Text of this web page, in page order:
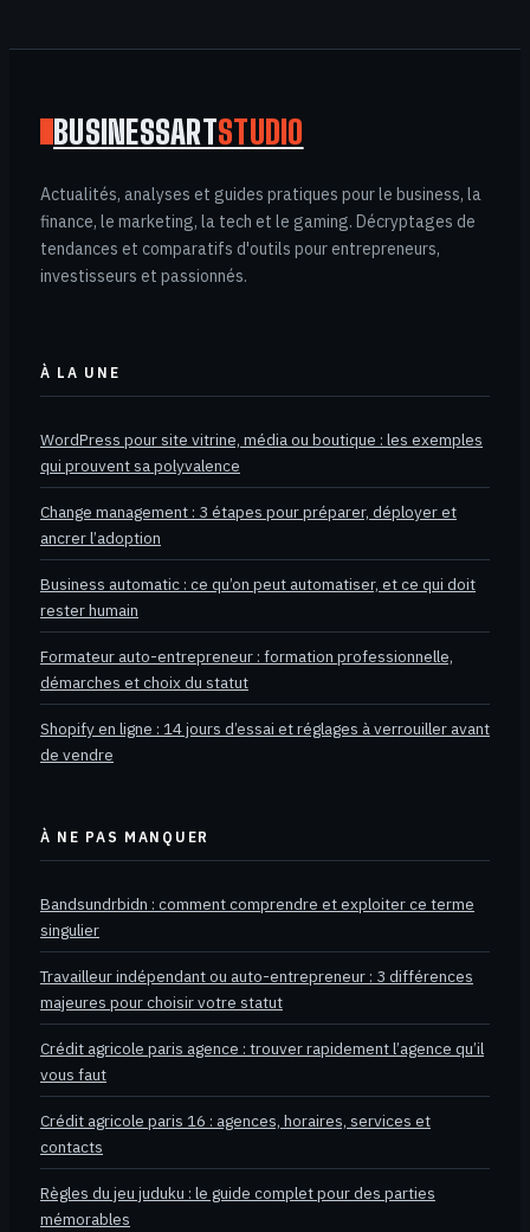
BUSINESSARTSTUDIO
Actualités, analyses et guides pratiques pour le business, la
finance, le marketing, la tech et le gaming. Décryptages de
tendances et comparatifs d'outils pour entrepreneurs,
investisseurs et passionnés.
À LA UNE
WordPress pour site vitrine, média ou boutique : les exemples
qui prouvent sa polyvalence
Change management : 3 étapes pour préparer, déployer et
ancrer l’adoption
Business automatic : ce qu’on peut automatiser, et ce qui doit
rester humain
Formateur auto-entrepreneur : formation professionnelle,
démarches et choix du statut
Shopify en ligne : 14 jours d’essai et réglages à verrouiller avant
de vendre
À NE PAS MANQUER
Bandsundrbidn : comment comprendre et exploiter ce terme
singulier
Travailleur indépendant ou auto-entrepreneur : 3 différences
majeures pour choisir votre statut
Crédit agricole paris agence : trouver rapidement l’agence qu’il
vous faut
Crédit agricole paris 16 : agences, horaires, services et
contacts
Règles du jeu juduku : le guide complet pour des parties
mémorables